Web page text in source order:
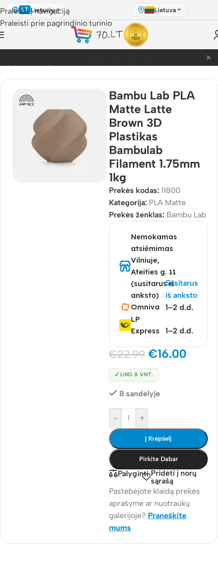
Praleisti į navigaciją
Praleisti prie pagrindinio turinio
LT Lietuvių Lietuva
×
Bambu Lab PLA
Matte Latte
Brown 3D
Plastikas
Bambulab
Filament 1.75mm
1kg
Prekės kodas: 11800
Kategorija: PLA Matte
Prekės ženklas: Bambu Lab
Nemokamas
atsiėmimas
Vilniuje,
Ateities g. 11
(susitarus iš
anksto)
Susitarus
iš anksto
Omniva
1–2 d.d.
LP
Express
1–2 d.d.
€22.99 €16.00
✓ LIKO 8 VNT.
8 sandėlyje
- +
Į Krepšelį
Pirkite Dabar
Palyginti Pridėti į norų
sąrašą
Pastebėjote klaidą prekės
aprašyme ar nuotraukų
galerijoje? Praneškite
mums